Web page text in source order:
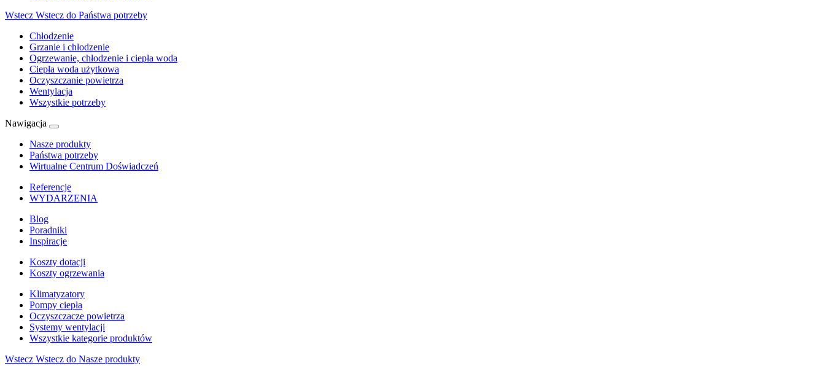
Wstecz Wstecz do Państwa potrzeby
Chłodzenie
Grzanie i chłodzenie
Ogrzewanie, chłodzenie i ciepła woda
Ciepła woda użytkowa
Oczyszczanie powietrza
Wentylacja
Wszystkie potrzeby
Nawigacja
Nasze produkty
Państwa potrzeby
Wirtualne Centrum Doświadczeń
Referencje
WYDARZENIA
Blog
Poradniki
Inspiracje
Koszty dotacji
Koszty ogrzewania
Klimatyzatory
Pompy ciepła
Oczyszczacze powietrza
Systemy wentylacji
Wszystkie kategorie produktów
Wstecz Wstecz do Nasze produkty